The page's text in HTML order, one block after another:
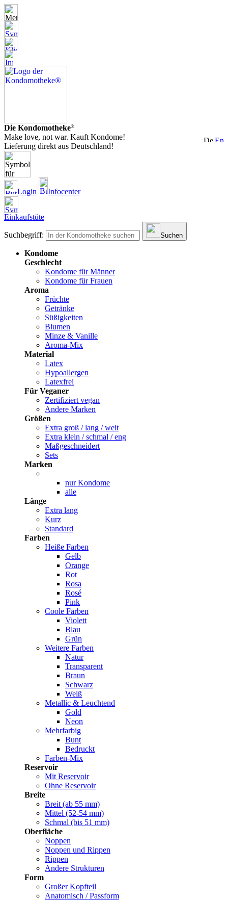
Die Kondomotheke®
Make love, not war. Kauft Kondome!
Lieferung direkt aus Deutschland!
Login Infocenter
Einkaufstüte
Suchbegriff: Suchen
Kondome
Geschlecht
Kondome für Männer
Kondome für Frauen
Aroma
Früchte
Getränke
Süßigkeiten
Blumen
Minze & Vanille
Aroma-Mix
Material
Latex
Hypoallergen
Latexfrei
Für Veganer
Zertifiziert vegan
Andere Marken
Größen
Extra groß / lang / weit
Extra klein / schmal / eng
Maßgeschneidert
Sets
Marken
nur Kondome
alle
Länge
Extra lang
Kurz
Standard
Farben
Heiße Farben
Gelb
Orange
Rot
Rosa
Rosé
Pink
Coole Farben
Violett
Blau
Grün
Weitere Farben
Natur
Transparent
Braun
Schwarz
Weiß
Metallic & Leuchtend
Gold
Neon
Mehrfarbig
Bunt
Bedruckt
Farben-Mix
Reservoir
Mit Reservoir
Ohne Reservoir
Breite
Breit (ab 55 mm)
Mittel (52-54 mm)
Schmal (bis 51 mm)
Oberfläche
Noppen
Noppen und Rippen
Rippen
Andere Strukturen
Form
Großer Kopfteil
Anatomisch / Passform